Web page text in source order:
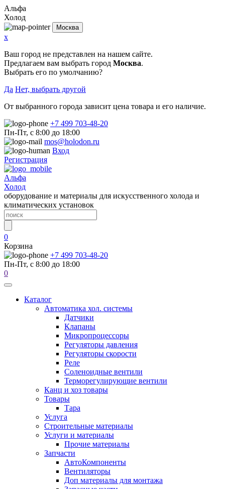
Альфа
Холод
Москва
x
Ваш город не представлен на нашем сайте.
Предлагаем вам выбрать город Москва.
Выбрать его по умолчанию?
Да Нет, выбрать другой
От выбранного города зависит цена товара и его наличие.
+7 499 703-48-20
Пн-Пт, с 8:00 до 18:00
mos@holodon.ru
Вход
Регистрация
Альфа
Холод
оборудование и материалы для искусственного холода и
климатических установок
0
Корзина
+7 499 703-48-20
Пн-Пт, с 8:00 до 18:00
0
Каталог
Автоматика хол. системы
Датчики
Клапаны
Микропроцессоры
Регуляторы давления
Регуляторы скорости
Реле
Соленоидные вентили
Терморегулирующие вентили
Канц и хоз товары
Товары
Тара
Услуга
Строительные материалы
Услуги и материалы
Прочие материалы
Запчасти
АвтоКомпоненты
Вентиляторы
Доп материалы для монтажа